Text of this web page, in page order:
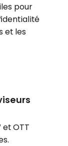
pour
et les
OTT